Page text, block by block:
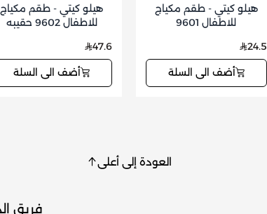
هيلو كيتي - طقم مكياج
للاطفال 9601
24.5
أضف الى السلة
هيلو كيتي - طقم مكياج
للاطفال 9602 حقيبه
47.6
أضف الى السلة
العودة إلى أعلى
فريق